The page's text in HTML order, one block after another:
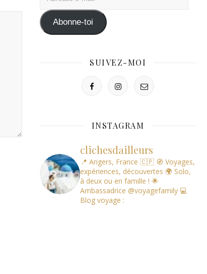
mail Abonne-toi
SUIVEZ-MOI
INSTAGRAM
clichesdailleurs
📍 Angers, France 🇨🇵 🧭 Voyages,
expériences, découvertes 🌍 Solo,
à deux ou en famille ! 🌟
Ambassadrice @voyagefamily 💻
Blog voyage :